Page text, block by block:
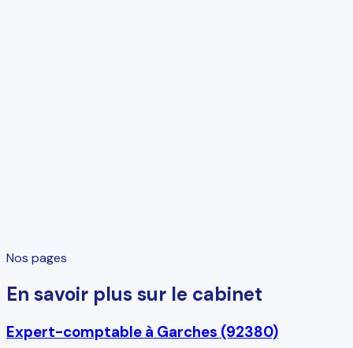
Nos pages
En savoir plus sur le cabinet
Expert-comptable à Garches (92380)